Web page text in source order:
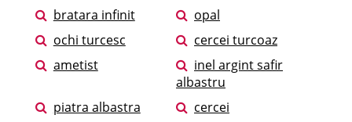
bratara infinit
opal
ochi turcesc
cercei turcoaz
ametist
inel argint safir
albastru
piatra albastra
cercei